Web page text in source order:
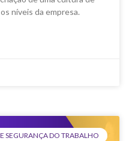
níveis da empresa.
SEGURANÇA DO TRABALHO